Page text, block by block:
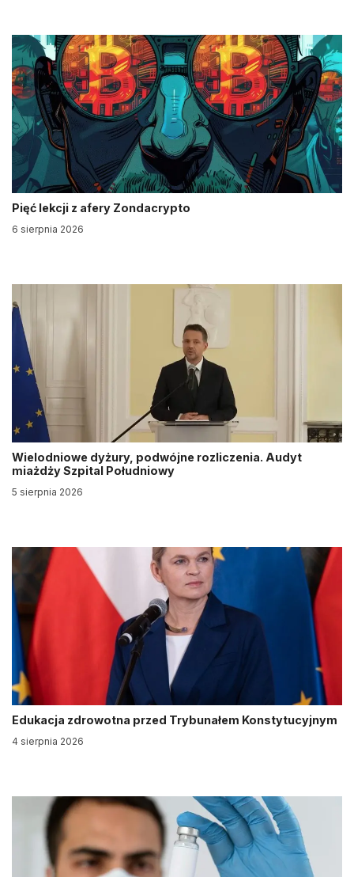
Pięć lekcji z afery Zondacrypto
6 sierpnia 2026
Wielodniowe dyżury, podwójne rozliczenia. Audyt
miażdży Szpital Południowy
5 sierpnia 2026
Edukacja zdrowotna przed Trybunałem Konstytucyjnym
4 sierpnia 2026